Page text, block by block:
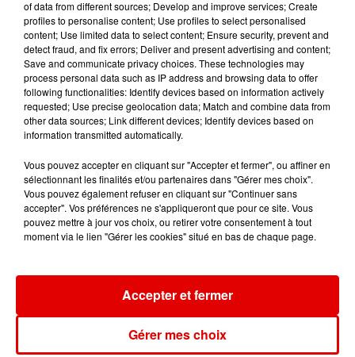
SOUND OF LEGEND
San Francisco
ADELE CASTILLON
Ete Avec Toi
SIENNA SPIRO
Die On This Hill
of data from different sources; Develop and improve services; Create
profiles to personalise content; Use profiles to select personalised
content; Use limited data to select content; Ensure security, prevent and
detect fraud, and fix errors; Deliver and present advertising and content;
Save and communicate privacy choices. These technologies may
process personal data such as IP address and browsing data to offer
following functionalities: Identify devices based on information actively
requested; Use precise geolocation data; Match and combine data from
other data sources; Link different devices; Identify devices based on
information transmitted automatically.
Vous pouvez accepter en cliquant sur "Accepter et fermer", ou affiner en
sélectionnant les finalités et/ou partenaires dans "Gérer mes choix".
Vous pouvez également refuser en cliquant sur "Continuer sans
accepter". Vos préférences ne s'appliqueront que pour ce site. Vous
pouvez mettre à jour vos choix, ou retirer votre consentement à tout
moment via le lien "Gérer les cookies" situé en bas de chaque page.
Gérer mes choix
Accepter et fermer